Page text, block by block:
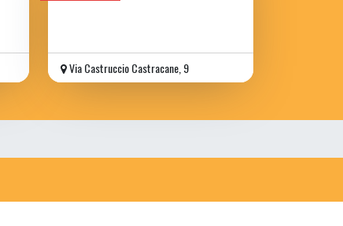
Via Castruccio Castracane, 9